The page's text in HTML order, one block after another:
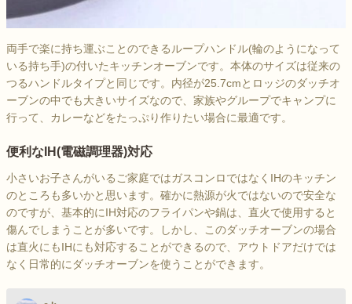
両手で楽に持ち運ぶことのできるループハンドル(輪のようになって
いる持ち手)の付いたキッチンオーブンです。本体のサイズは従来の
つるハンドルタイプと同じです。内径が25.7cmとロッジのダッチオ
ーブンの中でも大きいサイズなので、家族やグループでキャンプに
行って、カレーなどをたっぷり作りたい場合に最適です。
便利なIH(電磁調理器)対応
小さいお子さんがいるご家庭ではガスコンロではなくIHのキッチン
のところも多いかと思います。確かに熱源が火ではないので安全な
のですが、基本的にIH対応のフライパンや鍋は、直火で使用すると
傷んでしまうことが多いです。しかし、このダッチオーブンの場合
は直火にもIHにも対応することができるので、アウトドアだけでは
なく日常的にダッチオーブンを使うことができます。